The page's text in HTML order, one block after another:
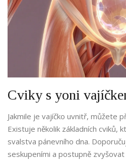
Cviky s yoni
Jakmile je vajíčko uvnitř, můžete
Existuje několik základních cviků,
svalstva pánevního dna.
seskupeními a postupně